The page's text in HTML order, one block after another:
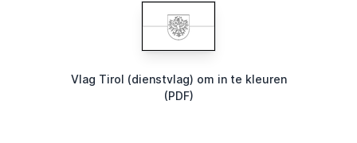
Vlag Tirol (dienstvlag) om in te kleuren
(PDF)